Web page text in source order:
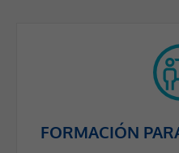
FORMACIÓN